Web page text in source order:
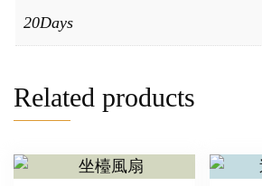
20Days
Related products